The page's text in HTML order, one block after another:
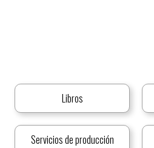
Libros
Servicios de producción